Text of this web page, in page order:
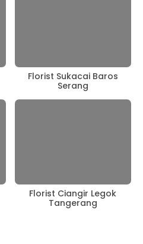
Florist Sukacai Baros
Serang
Florist Ciangir Legok
Tangerang